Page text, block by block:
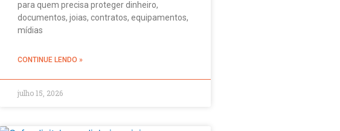
para quem precisa proteger dinheiro,
documentos, joias, contratos, equipamentos,
mídias
CONTINUE LENDO »
julho 15, 2026